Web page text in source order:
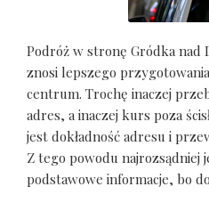
Podróż w stronę Gródka nad
znosi lepszego
centrum. Trochę inaczej
adres, a inaczej kurs poza
jest dokładność adresu i
Z tego powodu najrozsądniej
podstawowe informacje, bo